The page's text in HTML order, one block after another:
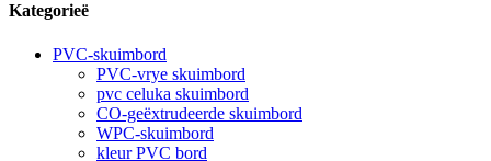
Kategorieë
PVC-skuimbord
PVC-vrye skuimbord
pvc celuka skuimbord
CO-geëxtrudeerde skuimbord
WPC-skuimbord
kleur PVC bord